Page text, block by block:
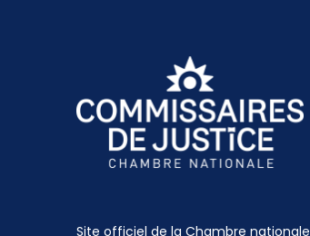
Site officiel de la Chambre nationale